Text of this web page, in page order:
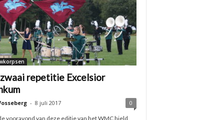
repetitie Excelsior
- 8 juli 2017 0
vooravond van deze editie van het WMC hield